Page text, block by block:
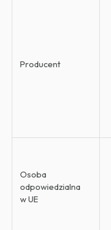
Producent
Osoba
odpowiedzialna
w UE